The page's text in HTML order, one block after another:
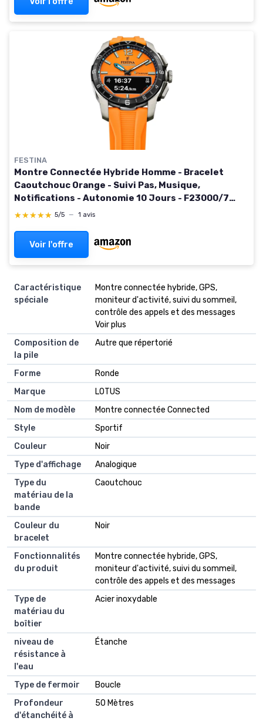
FESTINA
Montre Connectée Hybride Homme - Bracelet
Caoutchouc Orange - Suivi Pas, Musique,
Notifications - Autonomie 10 Jours - F23000/7
Connected D
★★★★★
★★★★★ 5/5 — 1 avis
Voir l'offre
Caractéristique
spéciale
Montre connectée hybride, GPS,
moniteur d'activité, suivi du sommeil,
contrôle des appels et des messages
Voir plus
Composition de
la pile
Autre que répertorié
Forme
Ronde
Marque
LOTUS
Nom de modèle
Montre connectée Connected
Style
Sportif
Couleur
Noir
Type d'affichage
Analogique
Type du
matériau de la
bande
Caoutchouc
Couleur du
bracelet
Noir
Fonctionnalités
du produit
Montre connectée hybride, GPS,
moniteur d'activité, suivi du sommeil,
contrôle des appels et des messages
Type de
matériau du
boîtier
Acier inoxydable
niveau de
résistance à
l'eau
Étanche
Type de fermoir
Boucle
Profondeur
d'étanchéité à
50 Mètres